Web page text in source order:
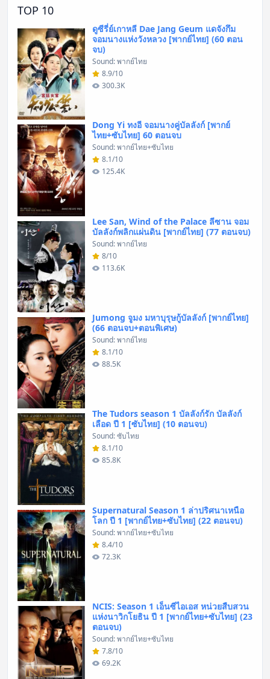
TOP 10
ดูซีรี่ย์เกาหลี Dae Jang Geum แดจังกึม
จอมนางแห่งวังหลวง [พากย์ไทย] (60 ตอน
จบ)
Sound: พากย์ไทย
8.9/10
300.3K
Dong Yi ทงอี จอมนางคู่บัลลังก์ [พากย์
ไทย+ซับไทย] 60 ตอนจบ
Sound: พากย์ไทย+ซับไทย
8.1/10
125.4K
Lee San, Wind of the Palace ลีซาน จอม
บัลลังก์พลิกแผ่นดิน [พากย์ไทย] (77 ตอนจบ)
Sound: พากย์ไทย
8/10
113.6K
Jumong จูมง มหาบุรุษกู้บัลลังก์ [พากย์ไทย]
(66 ตอนจบ+ตอนพิเศษ)
Sound: พากย์ไทย
8.1/10
88.5K
The Tudors season 1 บัลลังก์รัก บัลลังก์
เลือด ปี 1 [ซับไทย] (10 ตอนจบ)
Sound: ซับไทย
8.1/10
85.8K
Supernatural Season 1 ล่าปริศนาเหนือ
โลก ปี 1 [พากย์ไทย+ซับไทย] (22 ตอนจบ)
Sound: พากย์ไทย+ซับไทย
8.4/10
72.3K
NCIS: Season 1 เอ็นซีไอเอส หน่วยสืบสวน
แห่งนาวิกโยธิน ปี 1 [พากย์ไทย+ซับไทย] (23
ตอนจบ)
Sound: พากย์ไทย+ซับไทย
7.8/10
69.2K